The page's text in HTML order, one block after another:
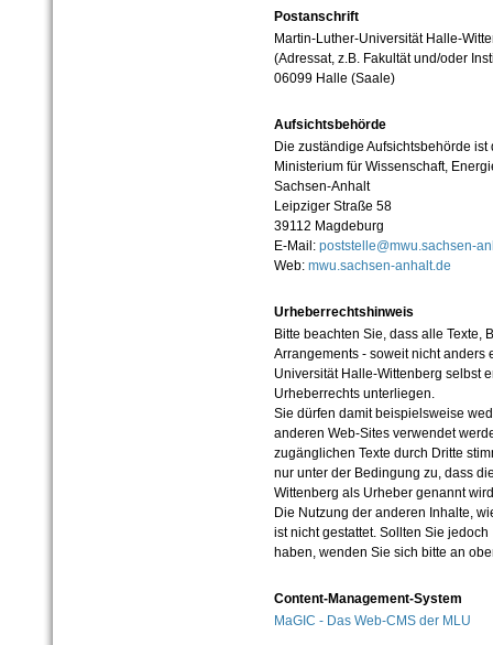
Postanschrift
Martin-Luther-Universität Halle-
(Adressat, z.B. Fakultät und/oder
06099 Halle (Saale)
Aufsichtsbehörde
Die zuständige Aufsichtsbehörde ist
Ministerium für Wissenschaft,
Sachsen-Anhalt
Leipziger Straße 58
39112 Magdeburg
E-Mail: poststelle@mwu.sachsen-
Web: mwu.sachsen-anhalt.de
Urheberrechtshinweis
Bitte beachten Sie, dass alle Texte,
Arrangements - soweit nicht anders
Universität Halle-Wittenberg selbst
Urheberrechts unterliegen.
Sie dürfen damit beispielsweise
anderen Web-Sites verwendet
zugänglichen Texte durch Dritte
nur unter der Bedingung zu, dass
Wittenberg als Urheber genannt
Die Nutzung der anderen Inhalte,
ist nicht gestattet. Sollten Sie
haben, wenden Sie sich bitte an
Content-Management-System
MaGIC - Das Web-CMS der MLU